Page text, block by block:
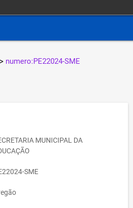
> numero:PE22024-SME
MUNICIPAL DA
SME